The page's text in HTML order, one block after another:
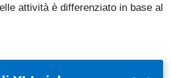
attività è differenziato in base al